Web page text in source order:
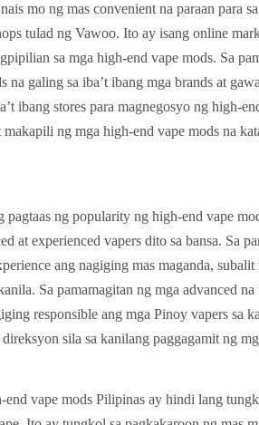
mo ng mas convenient na paraan para
tulad ng Vawoo. Ito ay isang online
sa mga high-end vape mods. Sa
na galing sa iba’t ibang mga brands at
ibang stores para magnegosyo ng high-
ng mga high-end vape mods na
ng popularity ng high-end vape
at experienced vapers dito sa bansa. Sa
ang nagiging mas maganda,
Sa pamamagitan ng mga advanced
responsible ang mga Pinoy vapers sa
sila sa kanilang paggagamit ng
vape mods Pilipinas ay hindi lang